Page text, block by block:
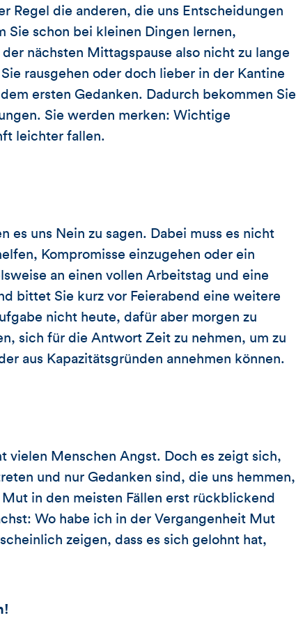
Regel die anderen, die uns Entscheidungen
Sie schon bei kleinen Dingen lernen,
nächsten Mittagspause also nicht zu lange
rausgehen oder doch lieber in der Kantine
ersten Gedanken. Dadurch bekommen Sie
Sie werden merken: Wichtige
leichter fallen.
es uns Nein zu sagen. Dabei muss es nicht
Kompromisse einzugehen oder ein
an einen vollen Arbeitstag und eine
bittet Sie kurz vor Feierabend eine weitere
nicht heute, dafür aber morgen zu
sich für die Antwort Zeit zu nehmen, um zu
aus Kapazitätsgründen annehmen können.
vielen Menschen Angst. Doch es zeigt sich,
und nur Gedanken sind, die uns hemmen,
in den meisten Fällen erst rückblickend
Wo habe ich in der Vergangenheit Mut
zeigen, dass es sich gelohnt hat,